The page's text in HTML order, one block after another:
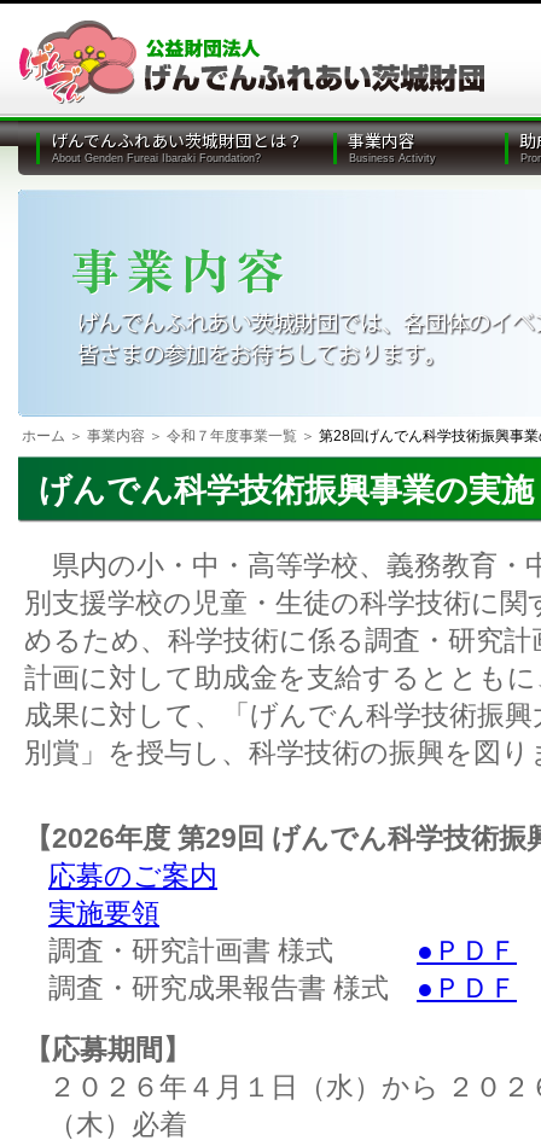
げんでんふれあい茨城財団とは？ 事業内容 助
ホーム ＞ 事業内容 ＞ 令和７年度事業一覧 ＞ 第28回げんでん科学技術振興事
げんでん科学技術振興事業の実
県内の小・中・高等学校、義務教育・
別支援学校の児童・生徒の科学技術に関
めるため、科学技術に係る調査・研究
計画に対して助成金を支給するととも
成果に対して、「げんでん科学技術振
別賞」を授与し、科学技術の振興を図り
【2026年度 第29回 げんでん科学技術振
応募のご案内
実施要領
調査・研究計画書 様式 ●ＰＤＦ
調査・研究成果報告書 様式 ●ＰＤＦ
【応募期間】
２０２６年４月１日（水）から ２０
（木）必着